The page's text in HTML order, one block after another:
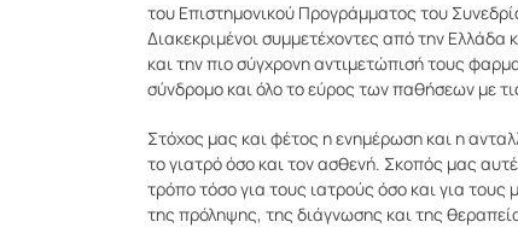
του Επιστημονικού Προγράμματος του
Διακεκριμένοι συμμετέχοντες από την Ελλάδα
και την πιο σύγχρονη αντιμετώπισή τους
σύνδρομο και όλο το εύρος των παθήσεων με
Στόχος μας και φέτος η ενημέρωση και η
το γιατρό όσο και τον ασθενή. Σκοπός μας
τρόπο τόσο για τους ιατρούς όσο και για
της πρόληψης, της διάγνωσης και της